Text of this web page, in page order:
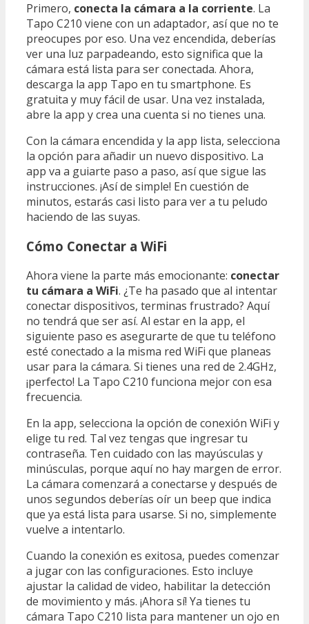
Primero, conecta la cámara a la corriente. La
Tapo C210 viene con un adaptador, así que no te
preocupes por eso. Una vez encendida, deberías
ver una luz parpadeando, esto significa que la
cámara está lista para ser conectada. Ahora,
descarga la app Tapo en tu smartphone. Es
gratuita y muy fácil de usar. Una vez instalada,
abre la app y crea una cuenta si no tienes una.
Con la cámara encendida y la app lista, selecciona
la opción para añadir un nuevo dispositivo. La
app va a guiarte paso a paso, así que sigue las
instrucciones. ¡Así de simple! En cuestión de
minutos, estarás casi listo para ver a tu peludo
haciendo de las suyas.
Cómo Conectar a WiFi
Ahora viene la parte más emocionante: conectar
tu cámara a WiFi. ¿Te ha pasado que al intentar
conectar dispositivos, terminas frustrado? Aquí
no tendrá que ser así. Al estar en la app, el
siguiente paso es asegurarte de que tu teléfono
esté conectado a la misma red WiFi que planeas
usar para la cámara. Si tienes una red de 2.4GHz,
¡perfecto! La Tapo C210 funciona mejor con esa
frecuencia.
En la app, selecciona la opción de conexión WiFi y
elige tu red. Tal vez tengas que ingresar tu
contraseña. Ten cuidado con las mayúsculas y
minúsculas, porque aquí no hay margen de error.
La cámara comenzará a conectarse y después de
unos segundos deberías oír un beep que indica
que ya está lista para usarse. Si no, simplemente
vuelve a intentarlo.
Cuando la conexión es exitosa, puedes comenzar
a jugar con las configuraciones. Esto incluye
ajustar la calidad de video, habilitar la detección
de movimiento y más. ¡Ahora sí! Ya tienes tu
cámara Tapo C210 lista para mantener un ojo en